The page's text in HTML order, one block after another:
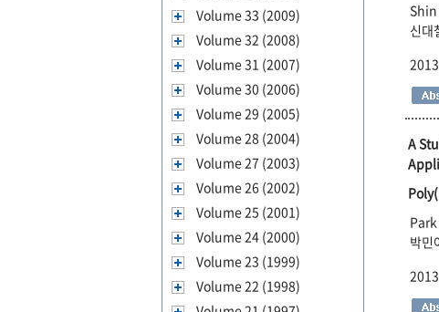
Volume 33 (2009)
Volume 32 (2008)
Volume 31 (2007)
Volume 30 (2006)
Volume 29 (2005)
Volume 28 (2004)
Volume 27 (2003)
Volume 26 (2002)
Volume 25 (2001)
Volume 24 (2000)
Volume 23 (1999)
Volume 22 (1998)
신대
A
박민